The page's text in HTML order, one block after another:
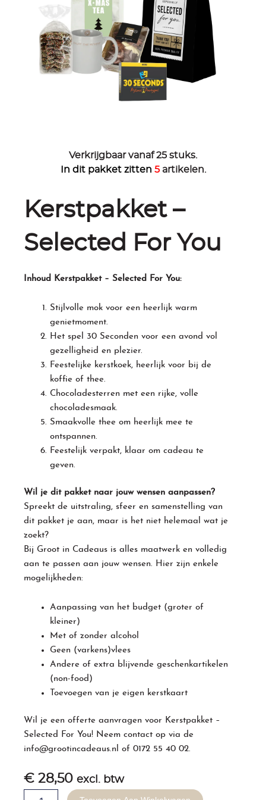
Kerstpakket –
Selected For You
Inhoud Kerstpakket – Selected For You:
Stijlvolle mok voor een heerlijk warm
genietmoment.
Het spel 30 Seconden voor een avond vol
gezelligheid en plezier.
Feestelijke kerstkoek, heerlijk voor bij de
koffie of thee.
Chocoladesterren met een rijke, volle
chocoladesmaak.
Smaakvolle thee om heerlijk mee te
ontspannen.
Feestelijk verpakt, klaar om cadeau te
geven.
Wil je dit pakket naar jouw wensen aanpassen?
Spreekt de uitstraling, sfeer en samenstelling van
dit pakket je aan, maar is het niet helemaal wat je
zoekt?
Bij Groot in Cadeaus is alles maatwerk en volledig
aan te passen aan jouw wensen. Hier zijn enkele
mogelijkheden:
Aanpassing van het budget (groter of
kleiner)
Met of zonder alcohol
Geen (varkens)vlees
Andere of extra blijvende geschenkartikelen
(non-food)
Toevoegen van je eigen kerstkaart
Wil je een offerte aanvragen voor Kerstpakket –
Selected For You! Neem contact op via de
info@grootincadeaus.nl of0172 55 40 02.
€ 28,50 excl. btw
Kerstpakket
Verkrijgbaar vanaf 25 stuks.
In dit pakket zitten 5 artikelen.